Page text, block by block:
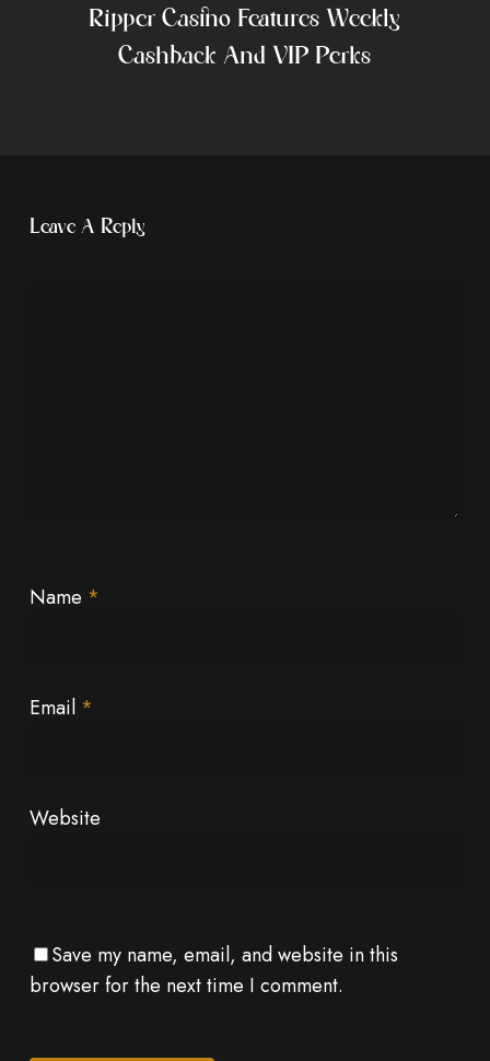
Ripper Casino Features Weekly
Cashback And VIP Perks
Leave A Reply
Name *
Email *
Website
Save my name, email, and website in this
browser for the next time I comment.